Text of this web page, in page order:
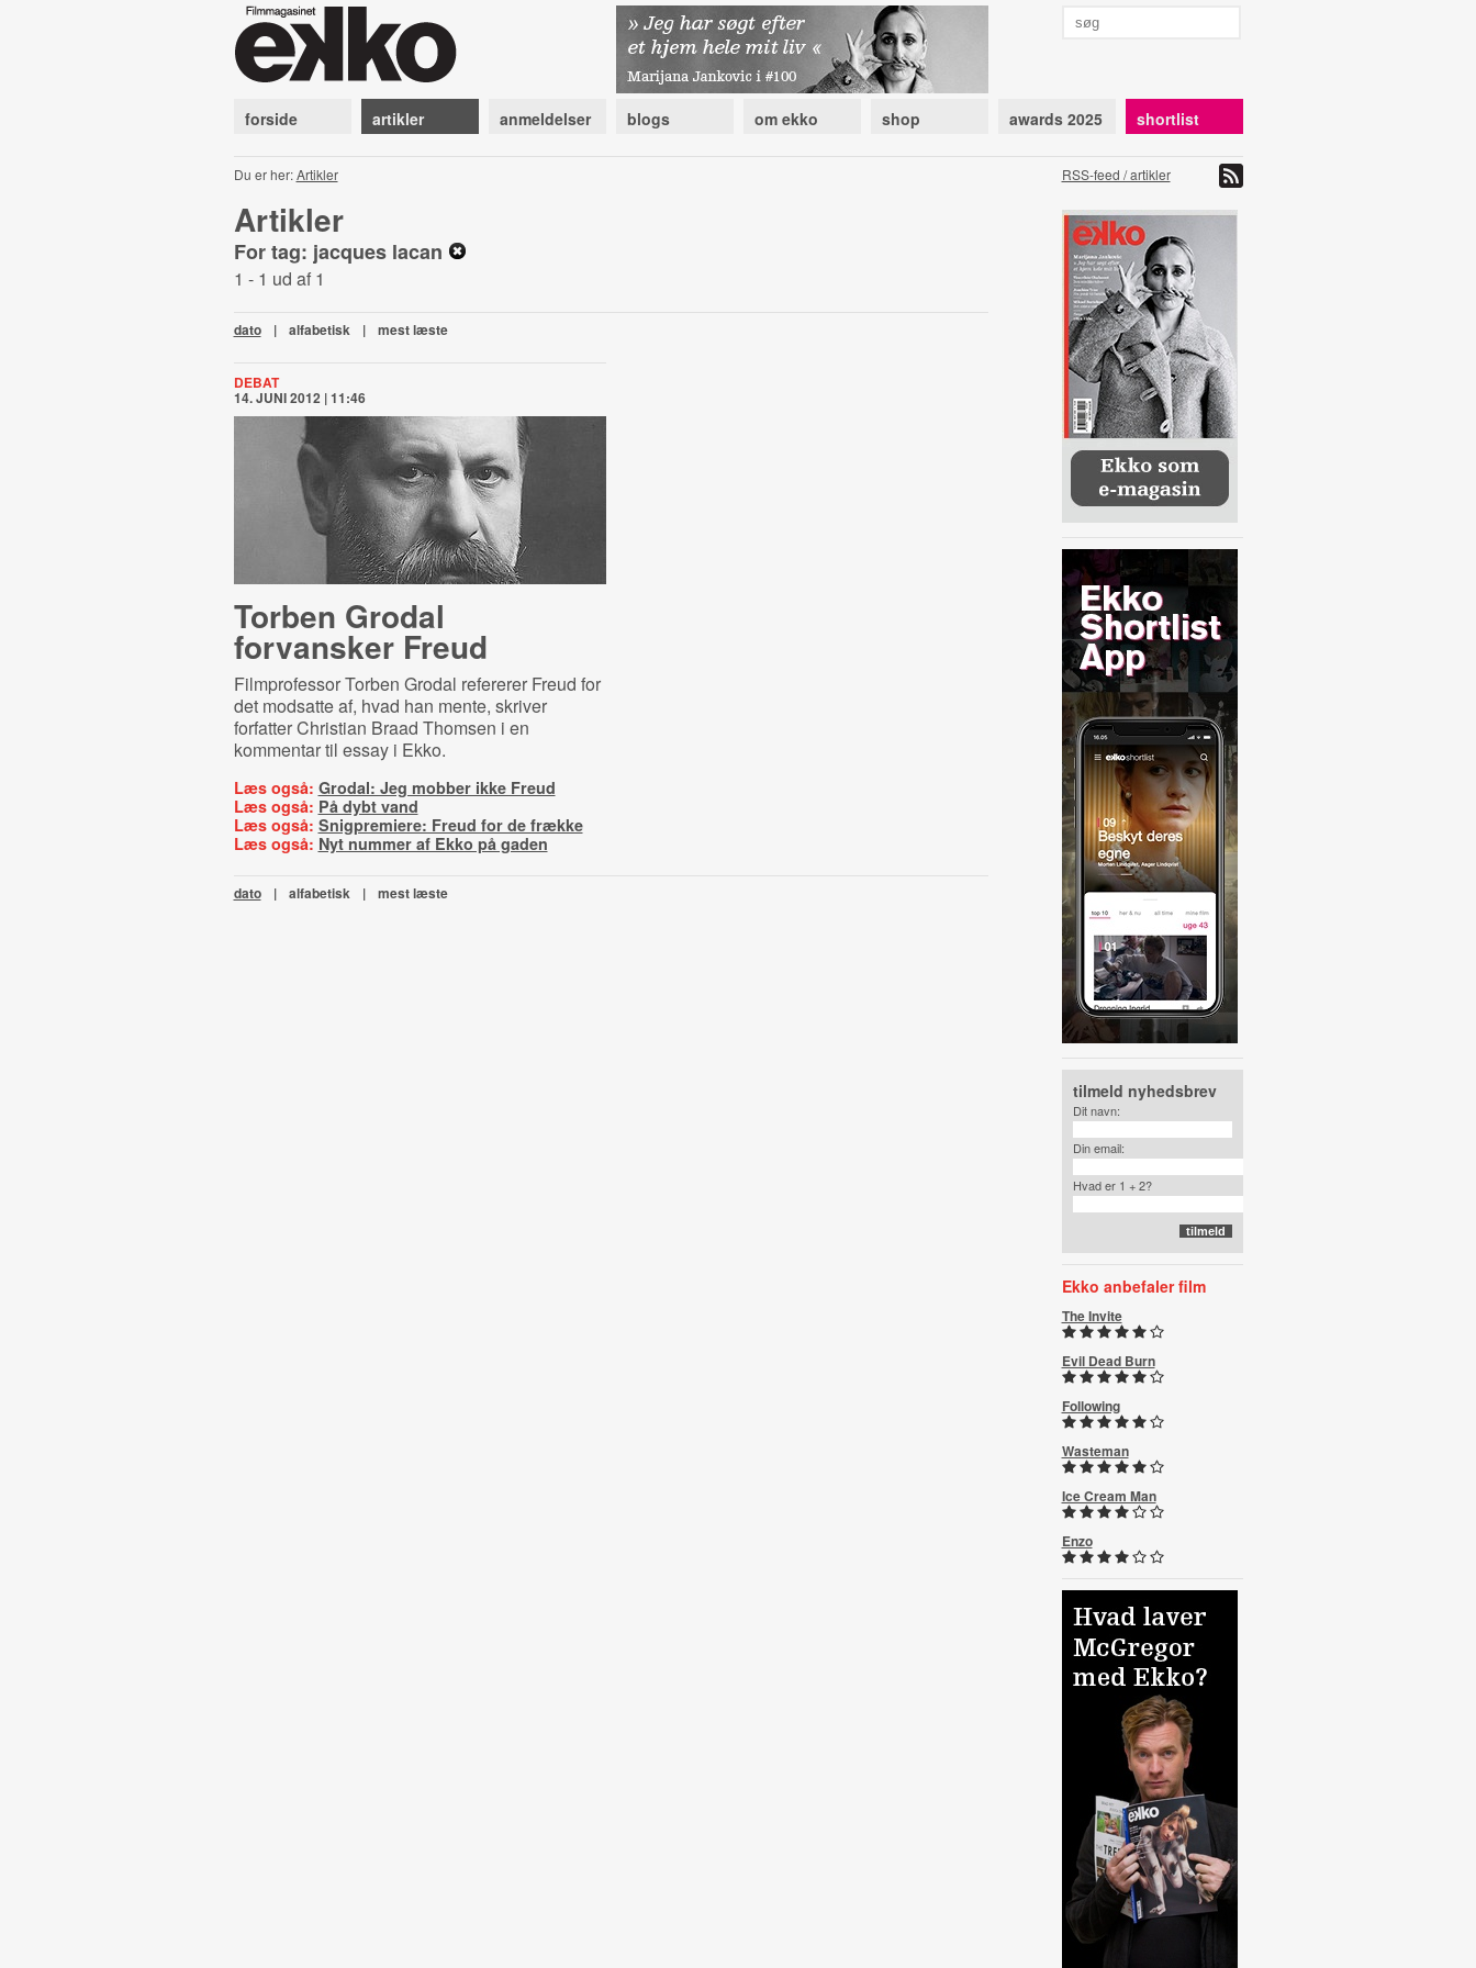
forside artikler anmeldelser blogs om ekko shop awards 2025 shortlist
Du er her:Artikler RSS-feed / artikler
Artikler
For tag: jacques lacan
1 - 1 ud af 1
dato | alfabetisk | mest læste
DEBAT
14. JUNI 2012 | 11:46
Torben Grodal
forvansker Freud
Filmprofessor Torben Grodal refererer Freud for
det modsatte af, hvad han mente, skriver
forfatter Christian Braad Thomsen i en
kommentar til essay i Ekko.
Læs også: Grodal: Jeg mobber ikke Freud
Læs også: På dybt vand
Læs også: Snigpremiere: Freud for de frække
Læs også: Nyt nummer af Ekko på gaden
dato | alfabetisk | mest læste
tilmeld nyhedsbrev
Dit navn:
Din email:
Hvad er 1 + 2?
Ekko anbefaler film
The Invite
Evil Dead Burn
Following
Wasteman
Ice Cream Man
Enzo